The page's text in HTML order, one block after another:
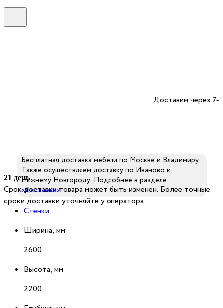
Доставим через 7-
21 день
Срок доставки товара может быть изменен. Более точные
сроки доставки уточняйте у оператора.
Бесплатная доставка мебели по Москве и Владимиру.
Также осуществляем доставку по Иваново и
Нижнему Новгороду. Подробнее в разделе
«Доставка»
Стенки
Ширина, мм
2600
Высота, мм
2200